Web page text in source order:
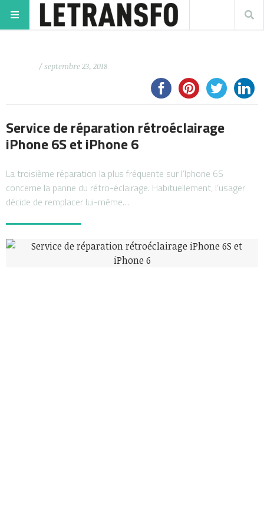
/ septembre 23, 2018
Service de réparation rétroéclairage
iPhone 6S et iPhone 6
La troisième réparation la plus fréquente sur l’Iphone 6S
concerne la panne du rétro-éclairage. Habituellement, l’usager
décide de remplacer lui-même…